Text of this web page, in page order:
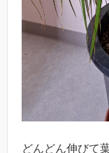
どんどん伸びて